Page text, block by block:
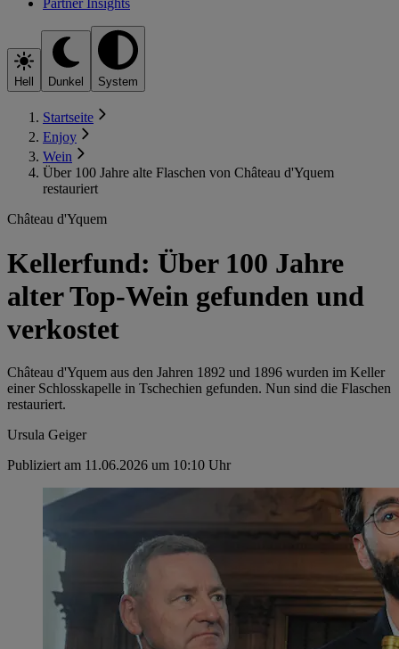
Hell Dunkel System
Startseite
Enjoy
Wein
Über 100 Jahre alte Flaschen von Château d'Yquem
restauriert
Château d'Yquem
Kellerfund: Über 100 Jahre
alter Top-Wein gefunden und
verkostet
Château d'Yquem aus den Jahren 1892 und 1896 wurden im Keller
einer Schlosskapelle in Tschechien gefunden. Nun sind die Flaschen
restauriert.
Ursula Geiger
Publiziert am 11.06.2026 um 10:10 Uhr